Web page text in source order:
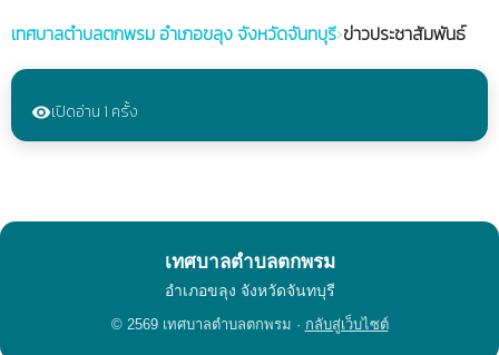
เทศบาลตำบลตกพรม อำเภอขลุง จังหวัดจันทบุรี›ข่าวประชาสัมพันธ์
visibilityเปิดอ่าน 1 ครั้ง
เทศบาลตำบลตกพรม
อำเภอขลุง จังหวัดจันทบุรี
© 2569 เทศบาลตำบลตกพรม · กลับสู่เว็บไซต์